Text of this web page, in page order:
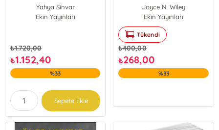
Yahya Sinvar
Ekin Yayınları
₺1.720,00
₺1.152,40
%33
Sepete Ekle
Joyce N. Wiley
Ekin Yayınları
Tükendi
₺400,00
₺268,00
%33